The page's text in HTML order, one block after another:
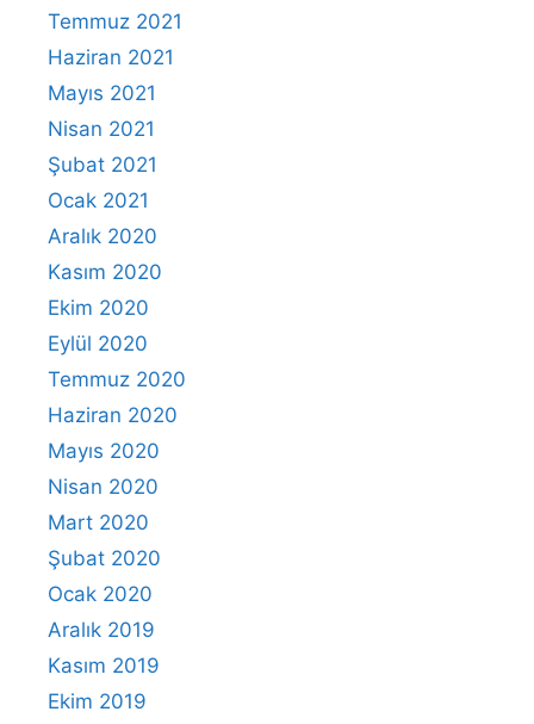
Temmuz 2021
Haziran 2021
Mayıs 2021
Nisan 2021
Şubat 2021
Ocak 2021
Aralık 2020
Kasım 2020
Ekim 2020
Eylül 2020
Temmuz 2020
Haziran 2020
Mayıs 2020
Nisan 2020
Mart 2020
Şubat 2020
Ocak 2020
Aralık 2019
Kasım 2019
Ekim 2019